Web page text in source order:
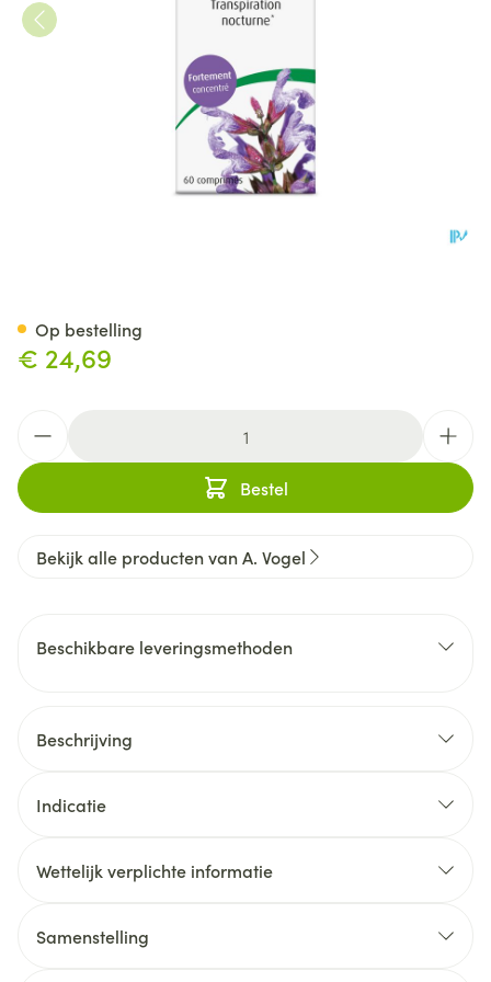
€ 24,69
Bestel
Op bestelling
Bekijk alle producten van A. Vogel
Beschikbare leveringsmethoden
Beschrijving
Indicatie
Wettelijk verplichte informatie
Samenstelling